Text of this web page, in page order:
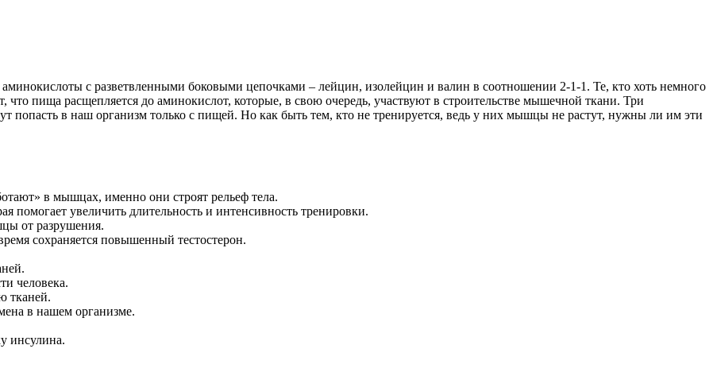
с разветвленными боковыми цепочками – лейцин, изолейцин и валин в соотношении 2-1-1. Те, кто хоть немного
пища расщепляется до аминокислот, которые, в свою очередь, участвуют в строительстве мышечной ткани. Три
в наш организм только с пищей. Но как быть тем, кто не тренируется, ведь у них мышцы не растут, нужны ли им эти
в мышцах, именно они строят рельеф тела.
помогает увеличить длительность и интенсивность тренировки.
от разрушения.
сохраняется повышенный тестостерон.
человека.
тканей.
в нашем организме.
инсулина.